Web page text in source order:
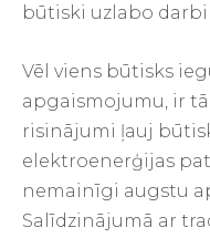
būtiski uzlabo
Vēl viens būtisks
apgaismojumu, ir
risinājumi ļauj
elektroenerģijas
nemainīgi augstu
Salīdzinājumā ar